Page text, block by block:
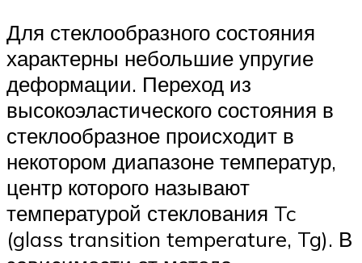
Для стеклообразного состояния
характерны небольшие упругие
деформации. Переход из
высокоэластического состояния в
стеклообразное происходит в
некотором диапазоне температур,
центр которого называют
температурой стеклования Tc
(glass transition temperature, Tg). В